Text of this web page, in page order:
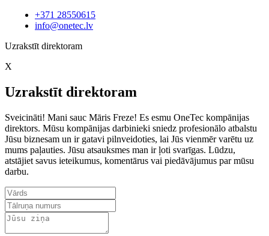
+371 28550615
info@onetec.lv
Uzrakstīt direktoram
X
Uzrakstīt direktoram
Sveicināti! Mani sauc Māris Freze! Es esmu OneTec kompānijas
direktors. Mūsu kompānijas darbinieki sniedz profesionālo atbalstu
Jūsu biznesam un ir gatavi pilnveidoties, lai Jūs vienmēr varētu uz
mums paļauties. Jūsu atsauksmes man ir ļoti svarīgas. Lūdzu,
atstājiet savus ieteikumus, komentārus vai piedāvājumus par mūsu
darbu.